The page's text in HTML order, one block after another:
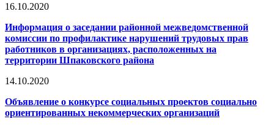
16.10.2020
Информация о заседании районной межведомственной
комиссии по профилактике нарушений трудовых прав
работников в организациях, расположенных на
территории Шпаковского района
14.10.2020
Объявление о конкурсе социальных проектов социально
ориентированных некоммерческих организаций